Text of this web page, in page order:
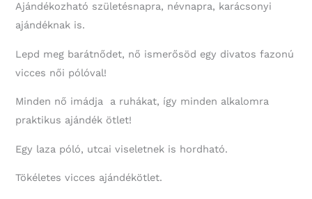
Ajándékozható születésnapra, névnapra, karácsonyi
ajándéknak is.
Lepd meg barátnődet, nő ismerősöd egy divatos fazonú
vicces női pólóval!
Minden nő imádja a ruhákat, így minden alkalomra
praktikus ajándék ötlet!
Egy laza póló, utcai viseletnek is hordható.
Tökéletes vicces ajándékötlet.